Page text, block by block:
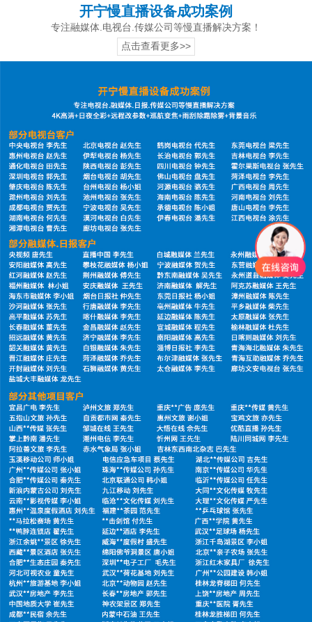
开宁慢直播设备成功案例
专注融媒体.电视台.传媒公司等慢直播解决方案！
点击查看更多>>